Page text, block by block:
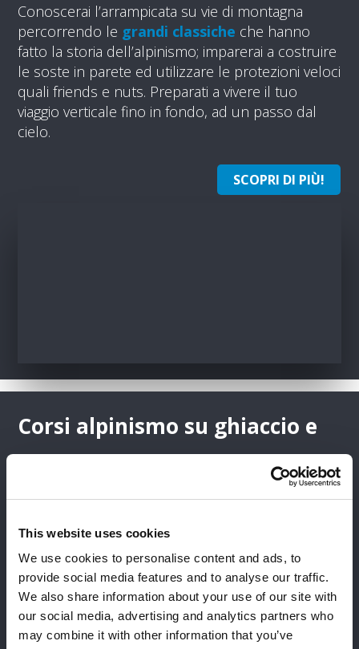
This website uses cookies
We use cookies to personalise content and ads, to
provide social media features and to analyse our traffic.
We also share information about your use of our site with
our social media, advertising and analytics partners who
may combine it with other information that you’ve
Conoscerai l’arrampicata su vie di montagna
percorrendo le grandi classiche che hanno
fatto la storia dell’alpinismo; imparerai a costruire
le soste in parete ed utilizzare le protezioni veloci
quali friends e nuts. Preparati a vivere il tuo
viaggio verticale fino in fondo, ad un passo dal
cielo.
SCOPRI DI PIÙ!
Corsi alpinismo su ghiaccio e
misto
tondo, dalla A alla Z. Roccia, neve,
fondamentale per percorrere ghiacciai e creste e
salire le cime più alte delle Alpi
I corsi di alpinismosono esperienze
fondamentali per imparare ad utilizzare materiali